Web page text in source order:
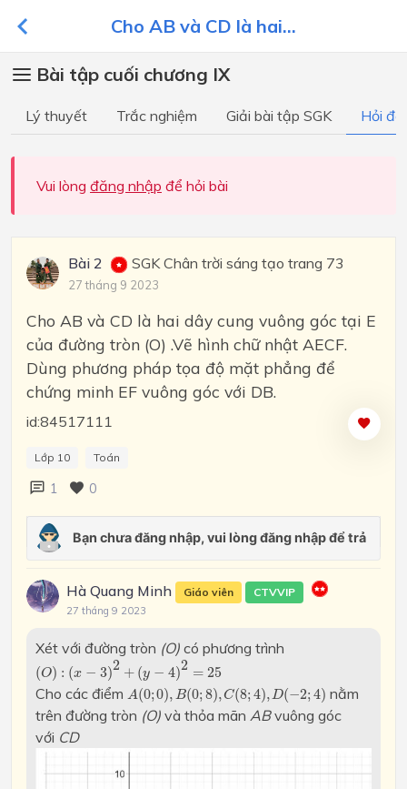
Cho AB và CD là hai...
Bài tập cuối chương IX
Lý thuyết Trắc nghiệm Giải bài tập SGK Hỏi
Vui lòng đăng nhập để hỏi bài
Bài 2 SGK Chân trời sáng tạo trang 73
27 tháng 9 2023
Cho AB và CD là hai dây cung vuông góc tại E
của đường tròn (O) .Vẽ hình chữ nhật AECF.
Dùng phương pháp tọa độ mặt phẳng để
chứng minh EF vuông góc với DB.
id:84517111
Lớp 10 Toán
1 0
Hà Quang Minh Giáo viên CTVVIP
27 tháng 9 2023
Xét với đường tròn (O) có phương trình
(O) : (x − 3)2 + (y − 4)2 = 25
( O):( x −3)2+(y−4)2 = 25
Cho các điểm A(0;0), B(0;8),C(8;4),D(−2;4)
A (0 0), B(0;8 ),C (8;4 D −2 )
nằm
trên đường tròn (O) và thỏa mãn ABvuông góc
với CD